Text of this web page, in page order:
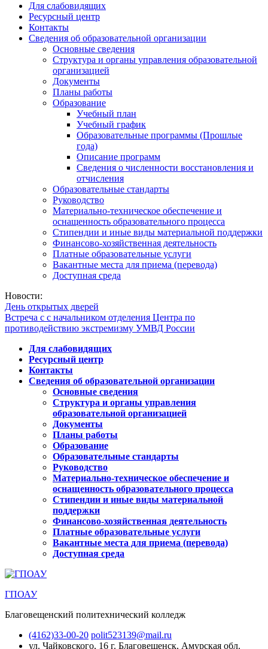
Для слабовидящих
Ресурсный центр
Контакты
Сведения об образовательной организации
Основные сведения
Структура и органы управления образовательной
организацией
Документы
Планы работы
Образование
Учебный план
Учебный график
Образовательные программы (Прошлые
года)
Описание программ
Сведения о численности восстановления и
отчисления
Образовательные стандарты
Руководство
Материально-техническое обеспечение и
оснащенность образовательного процесса
Стипендии и иные виды материальной поддержки
Финансово-хозяйственная деятельность
Платные образовательные услуги
Вакантные места для приема (перевода)
Доступная среда
Новости:
День открытых дверей
Встреча с с начальником отделения Центра по
противодействию экстремизму УМВД России
Для слабовидящих
Ресурсный центр
Контакты
Сведения об образовательной организации
Основные сведения
Структура и органы управления
образовательной организацией
Документы
Планы работы
Образование
Образовательные стандарты
Руководство
Материально-техническое обеспечение и
оснащенность образовательного процесса
Стипендии и иные виды материальной
поддержки
Финансово-хозяйственная деятельность
Платные образовательные услуги
Вакантные места для приема (перевода)
Доступная среда
ГПОАУ
Благовещенский политехнический колледж
(4162)33-00-20 polit523139@mail.ru
ул. Чайковского, 16 г. Благовещенск, Амурская обл.